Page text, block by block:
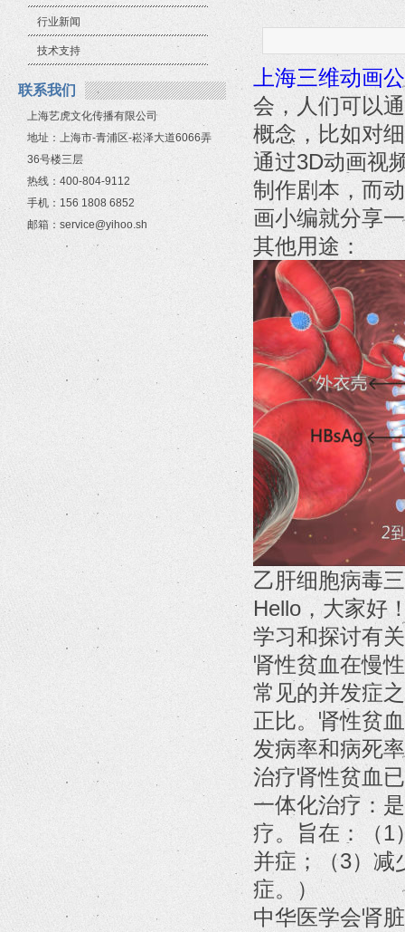
行业新闻
技术支持
联系我们
上海艺虎文化传播有限公司
地址：上海市-青浦区-崧泽大道6066弄
36号楼三层
热线：400-804-9112
手机：156 1808 6852
邮箱：service@yihoo.sh
上海三维动画
会，人们可以
概念，比如对
通过3D动画视
制作剧本，而
画小编就分享
其他用途：
乙肝细胞病毒
Hello，大家好
学习和探讨有
肾性贫血在慢
常见的并发症
正比。肾性贫
发病率和病死
治疗肾性贫血
一体化治疗：
疗。旨在：（1
并症；（3）减
症。）
中华医学会肾